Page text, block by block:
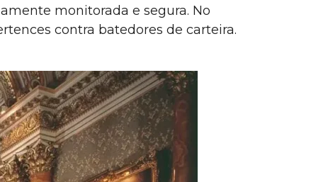
monitorada e segura. No
contra batedores de carteira.